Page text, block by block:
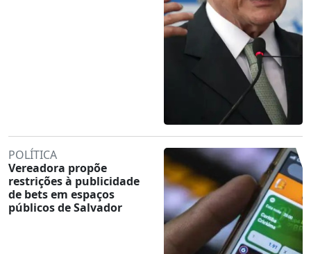
POLÍTICA
Vereadora propõe
restrições à publicidade
de bets em espaços
públicos de Salvador